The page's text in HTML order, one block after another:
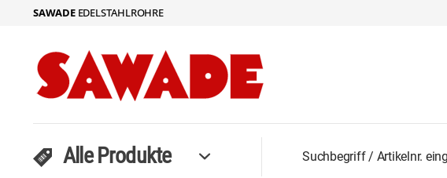
SAWADEEDELSTAHLROHRE
Alle Produkte